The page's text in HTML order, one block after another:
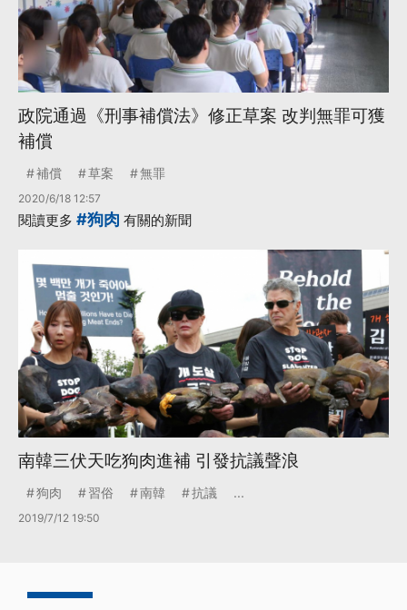
政院通過《刑事補償法》修正草案 改判無罪可獲
補償
補償 草案 無罪
2020/6/18 12:57
閱讀更多 #狗肉 有關的新聞
南韓三伏天吃狗肉進補 引發抗議聲浪
狗肉 習俗 南韓 抗議 ...
2019/7/12 19:50